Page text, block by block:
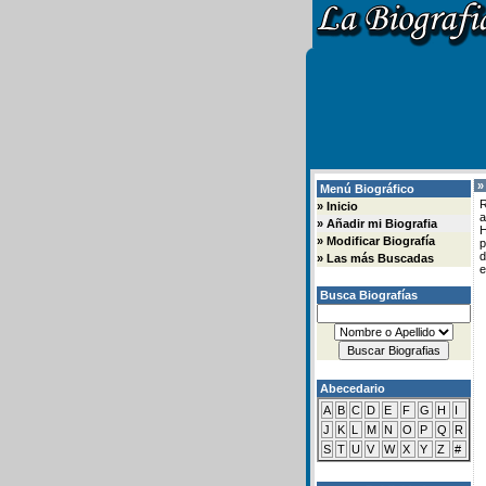
Menú Biográfico
» Inicio
» Añadir mi Biografia
» Modificar Biografía
» Las más Buscadas
Busca Biografías
Abecedario
A B C D E F G H
I
J
K L M N O P Q
R
S T U V W X Y Z #
»